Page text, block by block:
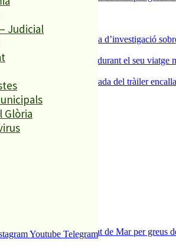
Judicial
Glòria
Youtube Telegram
DE SETMANA
guanya la primera beca d’investigació
fa parada a Palafolls durant el seu viatge
Jardí després de la retirada del tràiler
DE SETMANA
de menjar ràpid a Malgrat de Mar per greus